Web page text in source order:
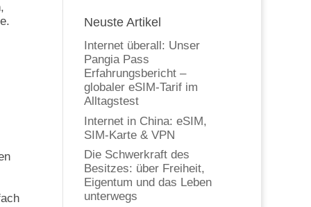
Neuste Artikel
Internet überall: Unser
Pangia Pass
Erfahrungsbericht –
globaler eSIM-Tarif im
Alltagstest
Internet in China: eSIM,
SIM-Karte & VPN
Die Schwerkraft des
Besitzes: über Freiheit,
Eigentum und das Leben
unterwegs